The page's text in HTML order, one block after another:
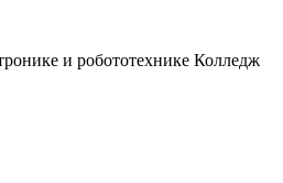
и робототехнике Колледж